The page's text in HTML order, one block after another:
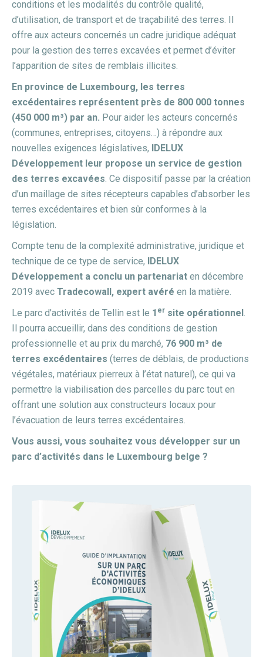
conditions et les modalités du contrôle qualité,
d’utilisation, de transport et de traçabilité des terres. Il
offre aux acteurs concernés un cadre juridique adéquat
pour la gestion des terres excavées et permet d’éviter
l’apparition de sites de remblais illicites.
En province de Luxembourg, les terres
excédentaires représentent près de 800 000 tonnes
(450 000 m³) par an. Pour aider les acteurs concernés
(communes, entreprises, citoyens…) à répondre aux
nouvelles exigences législatives, IDELUX
Développement leur propose un service de gestion
des terres excavées. Ce dispositif passe par la création
d’un maillage de sites récepteurs capables d’absorber les
terres excédentaires et bien sûr conformes à la
législation.
Compte tenu de la complexité administrative, juridique et
technique de ce type de service,
IDELUX
Développement a conclu un partenariat en décembre
2019 avec Tradecowall, expert avéré en la matière.
Le parc d’activités de Tellin est le 1 er site opérationnel .
Il pourra accueillir, dans des conditions de gestion
professionnelle et au prix du marché, 76 900 m³ de
terres excédentaires (terres de déblais, de productions
végétales, matériaux pierreux à l’état naturel), ce qui va
permettre la viabilisation des parcelles du parc tout en
offrant une solution aux constructeurs locaux pour
l’évacuation de leurs terres excédentaires.
Vous aussi, vous souhaitez vous développer sur un
parc d’activités dans le Luxembourg belge ?